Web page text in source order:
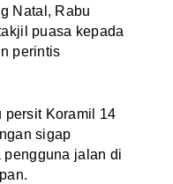
Natal, Rabu
puasa kepada
perintis
persit Koramil 14
sigap
pengguna jalan di